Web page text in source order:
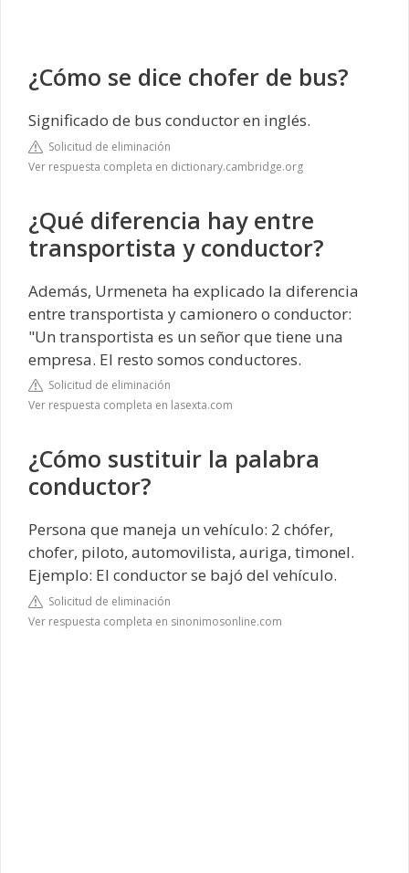
¿Cómo se dice chofer de bus?
Significado de bus conductor en inglés.
Solicitud de eliminación
Ver respuesta completa en dictionary.cambridge.org
¿Qué diferencia hay entre
transportista y conductor?
Además, Urmeneta ha explicado la diferencia
entre transportista y camionero o conductor:
"Un transportista es un señor que tiene una
empresa. El resto somos conductores.
Solicitud de eliminación
Ver respuesta completa en lasexta.com
¿Cómo sustituir la palabra
conductor?
Persona que maneja un vehículo: 2 chófer,
chofer, piloto, automovilista, auriga, timonel.
Ejemplo: El conductor se bajó del vehículo.
Solicitud de eliminación
Ver respuesta completa en sinonimosonline.com